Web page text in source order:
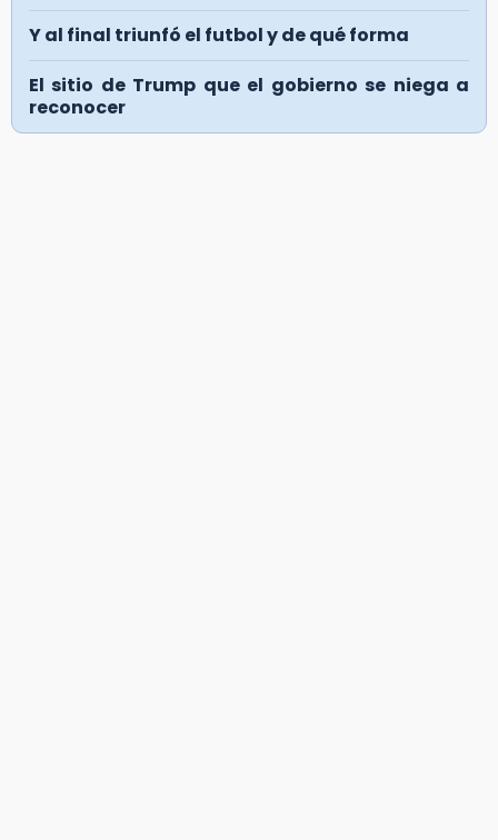
Y al final triunfó el futbol y de qué forma
El sitio de Trump que el gobierno se niega a
reconocer